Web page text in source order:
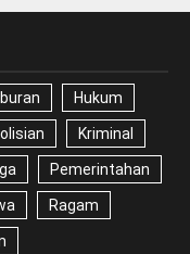
Hukum
Kriminal
Pemerintahan
Ragam